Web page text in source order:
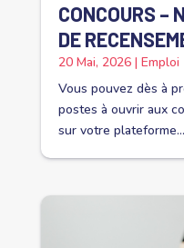
CONCOURS –
DE
20 Mai, 2026| Emploi
Vous pouvez dès à
postes à ouvrir aux
sur votre plateforme...